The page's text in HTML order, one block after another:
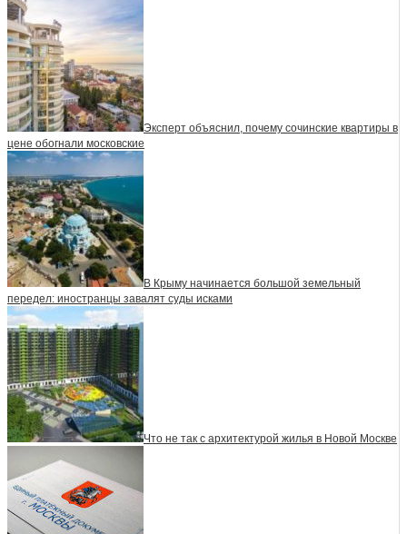
Эксперт объяснил, почему сочинские квартиры в
цене обогнали московские
В Крыму начинается большой земельный
передел: иностранцы завалят суды исками
Что не так с архитектурой жилья в Новой Москве